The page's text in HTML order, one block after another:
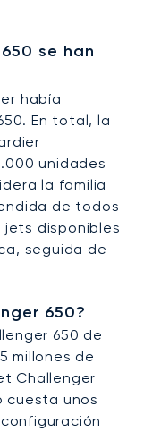
se han
había
En total, la
unidades
la familia
de todos
jets disponibles
seguida de
650?
650 de
millones de
Challenger
cuesta unos